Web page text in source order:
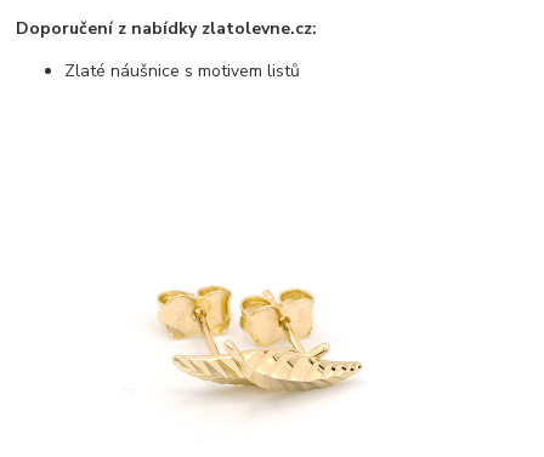
Doporučení z nabídky zlatolevne.cz:
Zlaté náušnice s motivem listů